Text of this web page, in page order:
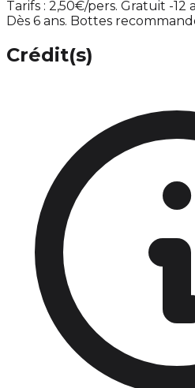
Tarifs : 2,50€/pers. Gratuit -12
Dès 6 ans. Bottes
Crédit(s)